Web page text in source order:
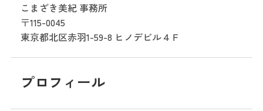
こまざき美紀 事務所
〒115-0045
東京都北区赤羽1-59-8 ヒノデビル４Ｆ
プロフィール